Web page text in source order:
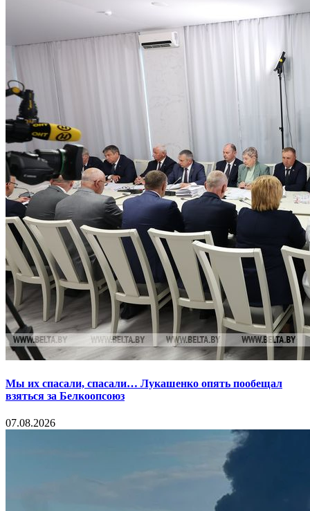
Мы их спасали, спасали… Лукашенко опять пообещал
взяться за Белкоопсоюз
07.08.2026